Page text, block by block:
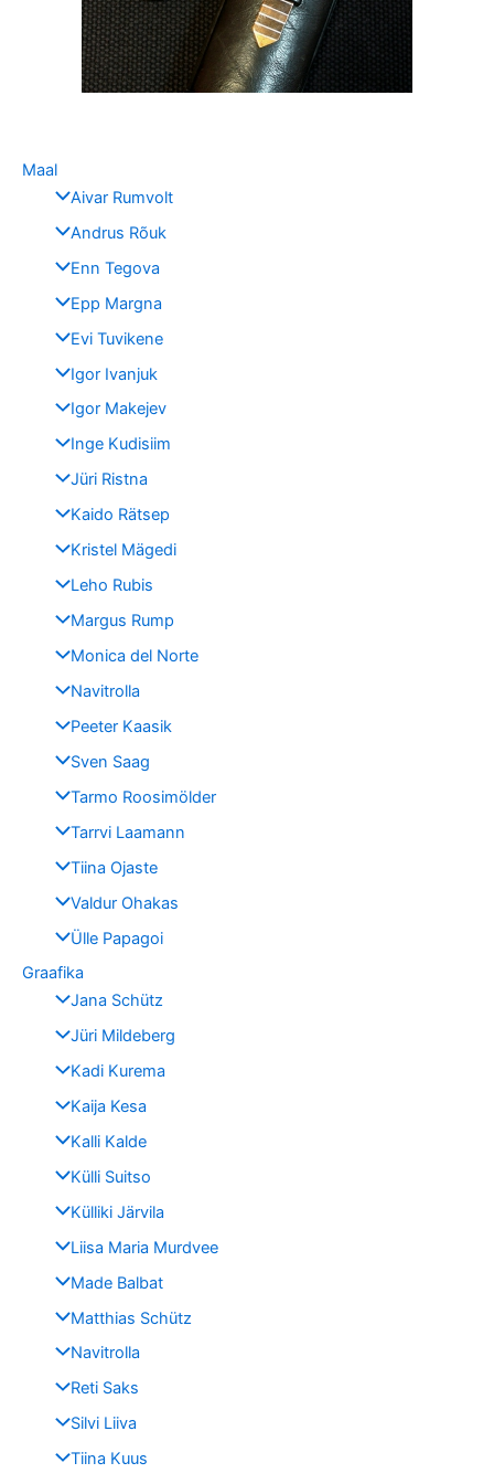
Maal
Aivar Rumvolt
Andrus Rõuk
Enn Tegova
Epp Margna
Evi Tuvikene
Igor Ivanjuk
Igor Makejev
Inge Kudisiim
Jüri Ristna
Kaido Rätsep
Kristel Mägedi
Leho Rubis
Margus Rump
Monica del Norte
Navitrolla
Peeter Kaasik
Sven Saag
Tarmo Roosimölder
Tarrvi Laamann
Tiina Ojaste
Valdur Ohakas
Ülle Papagoi
Graafika
Jana Schütz
Jüri Mildeberg
Kadi Kurema
Kaija Kesa
Kalli Kalde
Külli Suitso
Külliki Järvila
Liisa Maria Murdvee
Made Balbat
Matthias Schütz
Navitrolla
Reti Saks
Silvi Liiva
Tiina Kuus